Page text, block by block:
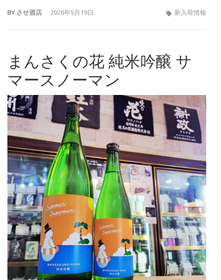
BY させ酒店 2026年5月19日 新入荷情報
まんさくの花 純米吟醸 サ
マースノーマン